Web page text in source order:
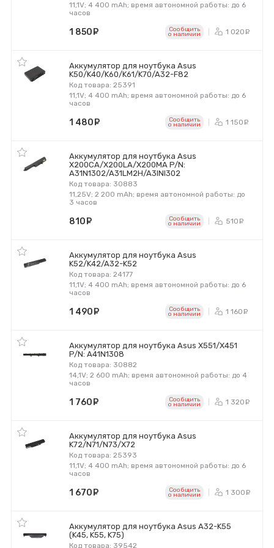
11,1V; 4 400 mAh; время автономной работы: до 6
часов
1 850 Сообщить
o наличии 1 020
Аккумулятор для ноутбука Asus
K50/K40/K60/K61/K70/A32-F82
Код товара: 25391
11,1V; 4 400 mAh; время автономной работы: до 6
часов
1 480 Сообщить
o наличии 1 150
Аккумулятор для ноутбука Asus
X200CA/X200LA/X200MA P/N:
A31N1302/A31LM2H/A3INI302
Код товара: 30883
11,25V; 2 200 mAh; время автономной работы: до
3 часов
810 Сообщить
o наличии 510
Аккумулятор для ноутбука Asus
K52/K42/A32-K52
Код товара: 24177
11,1V; 4 400 mAh; время автономной работы: до 6
часов
1 490 Сообщить
o наличии 1 160
Аккумулятор для ноутбука Asus X551/X451
P/N: A41N1308
Код товара: 30882
14,1V; 2 600 mAh; время автономной работы: до 4
часов
1 760 Сообщить
o наличии 1 320
Аккумулятор для ноутбука Asus
K72/N71/N73/X72
Код товара: 25393
11,1V; 4 400 mAh; время автономной работы: до 6
часов
1 670 Сообщить
o наличии 1 300
Аккумулятор для ноутбука Asus A32-K55
(K45, K55, K75)
Код товара: 39542